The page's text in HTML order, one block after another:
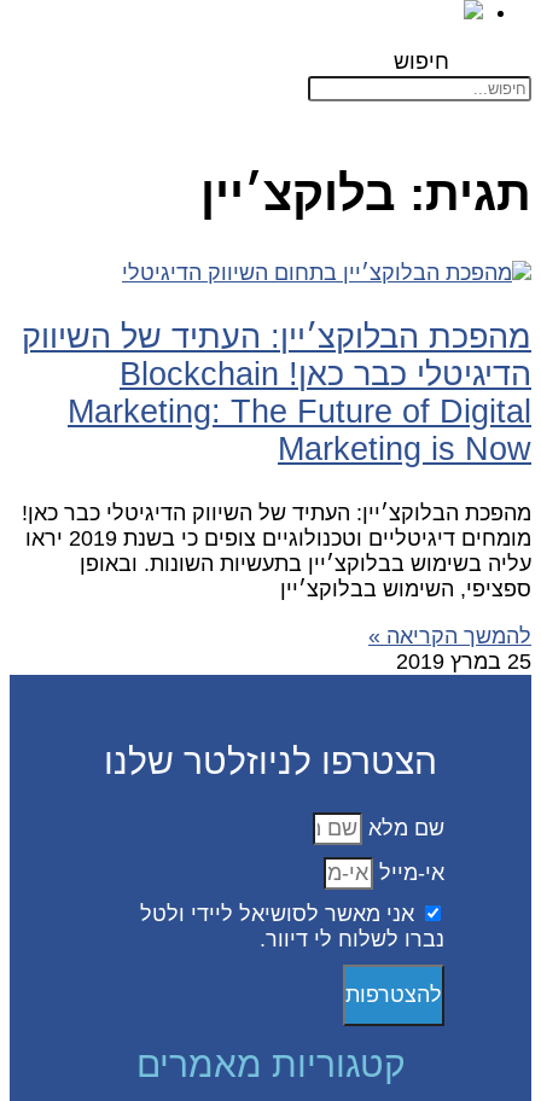
חיפוש
תגית: בלוקצ׳יין
מהפכת הבלוקצ׳יין: העתיד של השיווק
הדיגיטלי כבר כאן! Blockchain
Marketing: The Future of Digital
Marketing is Now
מהפכת הבלוקצ׳יין: העתיד של השיווק הדיגיטלי כבר כאן!
מומחים דיגיטליים וטכנולוגיים צופים כי בשנת 2019 יראו
עליה בשימוש בבלוקצ׳יין בתעשיות השונות. ובאופן
ספציפי, השימוש בבלוקצ׳יין
להמשך הקריאה »
25 במרץ 2019
הצטרפו לניוזלטר שלנו
שם מלא
אי-מייל
אני מאשר לסושיאל ליידי ולטל
נברו לשלוח לי דיוור.
להצטרפות
קטגוריות מאמרים